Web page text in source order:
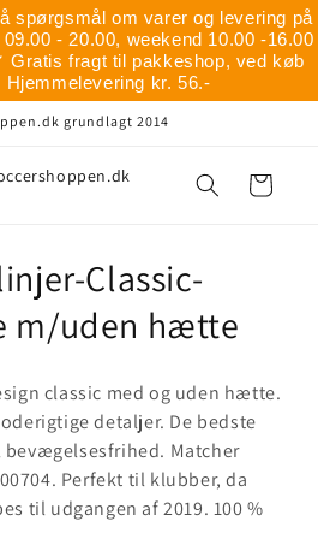
spørgsmål om varer og levering på
- 20.00, weekend 10.00 -16.00
fragt til pakkeshop, ved køb
Hjemmelevering kr. 56.-
grundlagt 2014
Indkøbskurv
Classic-
m/uden hætte
classic med og uden hætte.
detaljer. De bedste
Matcher
Perfekt til klubber, da
til udgangen af 2019. 100 %